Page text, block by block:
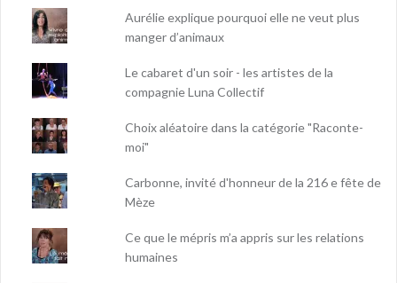
Aurélie explique pourquoi elle ne veut plus
manger d’animaux
Le cabaret d'un soir - les artistes de la
compagnie Luna Collectif
Choix aléatoire dans la catégorie "Raconte-
moi"
Carbonne, invité d'honneur de la 216 e fête de
Mèze
Ce que le mépris m’a appris sur les relations
humaines